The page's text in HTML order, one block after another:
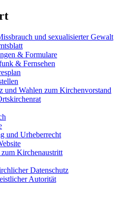
und sexualisierter Gewalt
& Formulare
& Fernsehen
und Wahlen zum Kirchenvorstand
und Urheberrecht
Kirchenaustritt
Datenschutz
Autorität